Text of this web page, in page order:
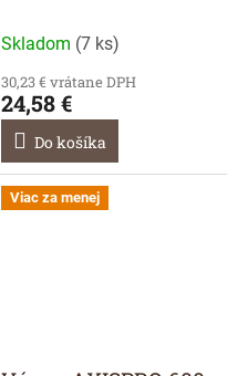
Skladom (7 ks)
30,23 € vrátane DPH
24,58 €
Do košíka
Viac za menej